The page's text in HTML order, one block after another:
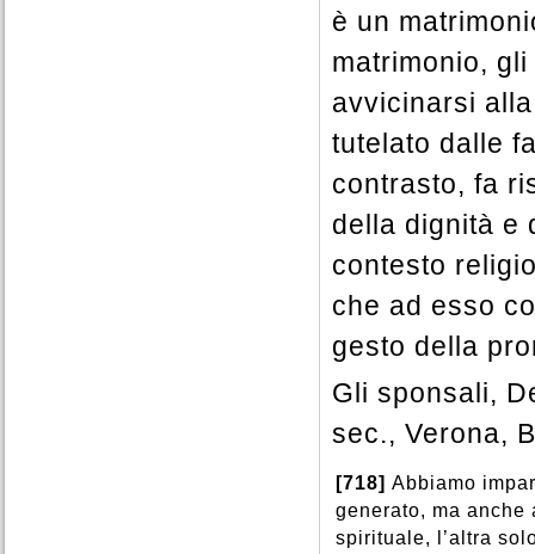
è un
matrimonio,
avvicinarsi
tutelato dalle
contrasto, fa
della dignità e
contesto
che ad esso
gesto della
Gli sponsali,
sec., Verona,
[718] Abbiamo
generato, ma
spirituale, l’altra